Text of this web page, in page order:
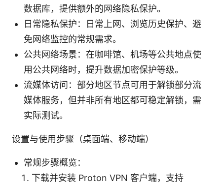
数据库，提供额外的网络隐私保护。
日常隐私保护：日常上网、浏览历史保护、避
免网络监控的常规需求。
公共网络场景：在咖啡馆、机场等公共地点使
用公共网络时，提升数据加密保护等级。
流媒体访问：部分地区节点可用于解锁部分流
媒体服务，但并非所有地区都可稳定解锁，需
实际测试。
设置与使用步骤（桌面端、移动端）
常规步骤概览：
下载并安装 Proton VPN 客户端，支持